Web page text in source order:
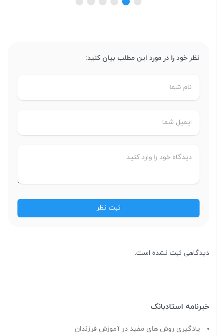
نظر خود را در مورد این مطلب بیان کنید:
دیدگاهی ثبت نشده است.
خبرنامه استادبانک
یادگیری روش های مفید در آموزش فرزندان